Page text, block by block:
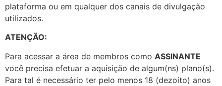
plataforma ou em qualquer dos canais de divulgação
utilizados.
ATENÇÃO:
Para acessar a área de membros como ASSINANTE
você precisa efetuar a aquisição de algum(ns) plano(s).
Para tal é necessário ter pelo menos 18 (dezoito) anos